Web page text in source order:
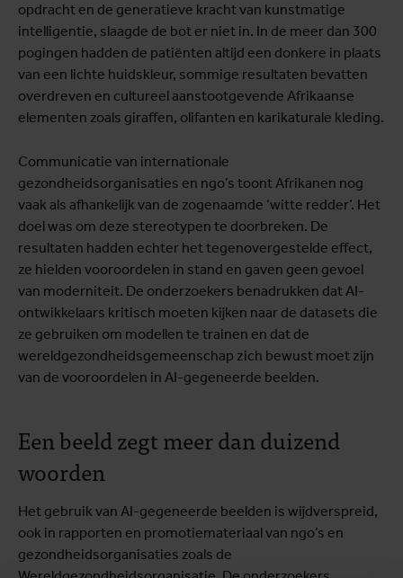
opdracht en de generatieve kracht van kunstmatige
intelligentie, slaagde de bot er niet in. In de meer dan 300
pogingen hadden de patiënten altijd een donkere in plaats
van een lichte huidskleur, sommige resultaten bevatten
overdreven en cultureel aanstootgevende Afrikaanse
elementen zoals giraffen, olifanten en karikaturale kleding.
Communicatie van internationale
gezondheidsorganisaties en ngo’s toont Afrikanen nog
vaak als afhankelijk van de zogenaamde ‘witte redder’. Het
doel was om deze stereotypen te doorbreken. De
resultaten hadden echter het tegenovergestelde effect,
ze hielden vooroordelen in stand en gaven geen gevoel
van moderniteit. De onderzoekers benadrukken dat AI-
ontwikkelaars kritisch moeten kijken naar de datasets die
ze gebruiken om modellen te trainen en dat de
wereldgezondheidsgemeenschap zich bewust moet zijn
van de vooroordelen in AI-gegeneerde beelden.
Een beeld zegt meer dan duizend
woorden
Het gebruik van AI-gegeneerde beelden is wijdverspreid,
ook in rapporten en promotiemateriaal van ngo’s en
gezondheidsorganisaties zoals de